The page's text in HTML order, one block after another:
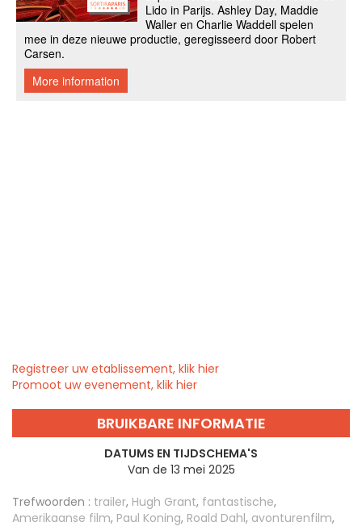
Registreer uw etablissement, klik hier
Promoot uw evenement, klik hier
BRUIKBARE INFORMATIE
DATUMS EN TIJDSCHEMA'S
Van de 13 mei 2025
Trefwoorden : trailer, Hugh Grant, fantastische,
Amerikaanse film, Paul Koning, Roald Dahl, avonturenfilm,